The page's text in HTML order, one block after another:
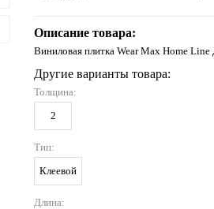
Описание товара:
Виниловая плитка Wear Max Home
Другие варианты товара:
Толщина:
2
Тип:
Клеевой
Длина: